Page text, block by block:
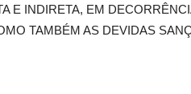
E INDIRETA, EM
TAMBÉM AS DEVIDAS